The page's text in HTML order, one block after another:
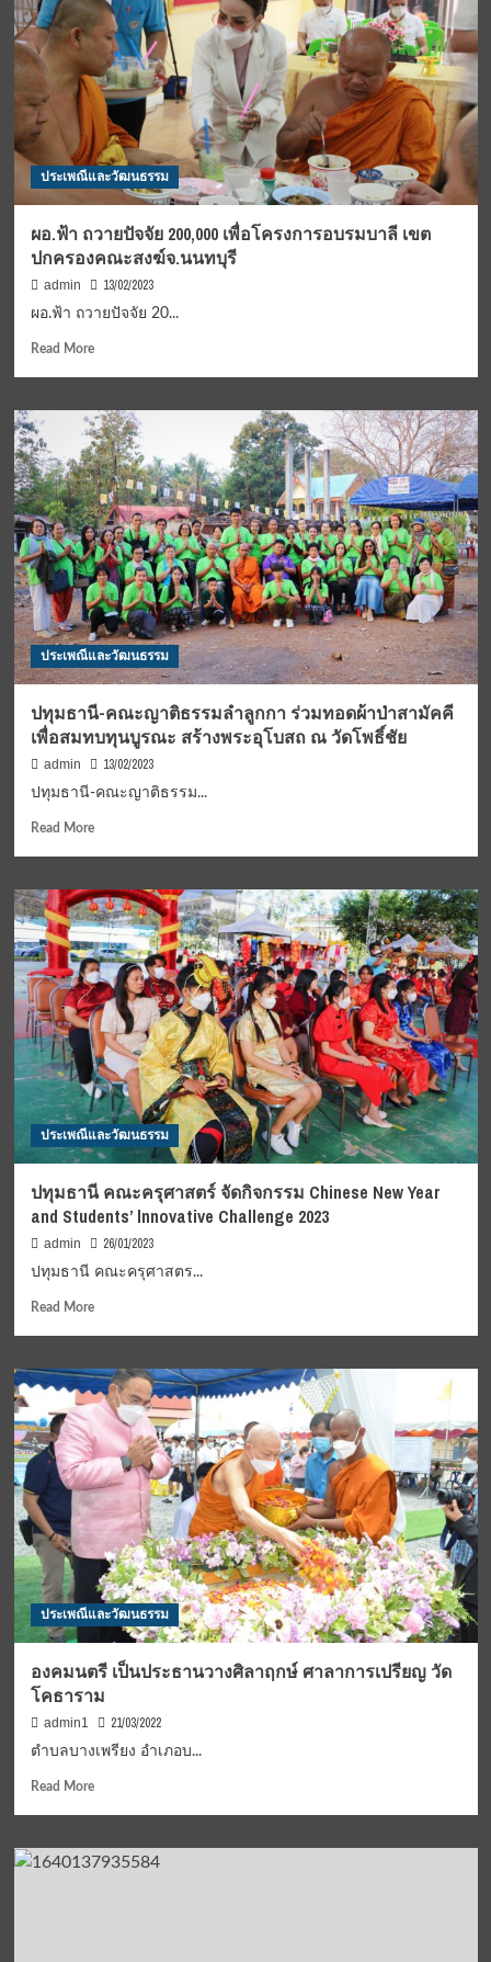
ม.ล.ภัทร
สุดา
พร้อม
ด้วย
ผอ.ฟ้า
ถวาย
สมเด็จ
บาง
ขุน
พัน
องค์
และ
กล้อง
การ
รวม
เกือบ
3
แสน
บาท
ให้
เจ้า
อาวาส
วัด
อินทรวิหาร
กรุงเทพฯ
ประเพณีและวัฒนธรรม
ผอ.ฟ้า ถวายปัจจัย 200,000 เพื่อโครงการอบรมบาลี เขต
ปกครองคณะสงฆ์จ.นนทบุรี
admin 13/02/2023
ผอ.ฟ้า ถวายปัจจัย 20...
Read MoreRead
ผอ.ฟ้า
ถวาย
ปัจจัย
200,000
เพื่อ
โครงการ
อบรม
บาลี
เขต
ปกครอง
คณะ
สงฆ์
จ.นนทบุรี
ประเพณีและวัฒนธรรม
ปทุมธานี-คณะญาติธรรมลำลูกกา ร่วมทอดผ้าป่าสามัคคี
เพื่อสมทบทุนบูรณะ สร้างพระอุโบสถ ณ วัดโพธิ์ชัย
admin 13/02/2023
ปทุมธานี-คณะญาติธรรม...
Read MoreRead
ปทุมธานี-
คณะ
ญาติ
ธรรม
ลำลูกกา
ร่วม
ทอด
ผ้าป่า
สามัคคี
เพื่อ
สมทบ
ทุน
บูรณะ
สร้าง
อุโบสถ
ณ
วัด
ประเพณีและวัฒนธรรม
ปทุมธานี คณะครุศาสตร์ จัดกิจกรรม Chinese New Year
and Students’ lnnovative Challenge 2023
admin 26/01/2023
ปทุมธานี คณะครุศาสตร...
Read MoreRead
ปทุมธานี
คณะ
ครุศาสตร์
จัด
กิจกรรม
Chinese
New
Year
and
Students’
lnnovative
Challenge
2023
ประเพณีและวัฒนธรรม
องคมนตรี เป็นประธานวางศิลาฤกษ์ ศาลาการเปรียญ วัด
โคธาราม
admin1 21/03/2022
ตำบลบางเพรียง อำเภอบ...
Read MoreRead
องคมนตรี
เป็น